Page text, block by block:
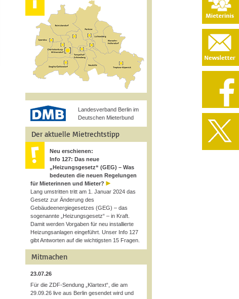
Landesverband Berlin im
Deutschen Mieterbund
Der aktuelle Mietrechtstipp
Neu erschienen:
Info 127: Das neue
„Heizungsgesetz“ (GEG) – Was
bedeuten die neuen Regelungen
für Mieterinnen und Mieter?
Lang umstritten tritt am 1. Januar 2024 das
Gesetz zur Änderung des
Gebäudeenergiegesetzes (GEG) – das
sogenannte „Heizungsgesetz“ – in Kraft.
Damit werden Vorgaben für neu installierte
Heizungsanlagen eingeführt. Unser Info 127
gibt Antworten auf die wichtigsten 15 Fragen.
Mitmachen
23.07.26
Für die ZDF-Sendung „Klartext“, die am
29.09.26 live aus Berlin gesendet wird und